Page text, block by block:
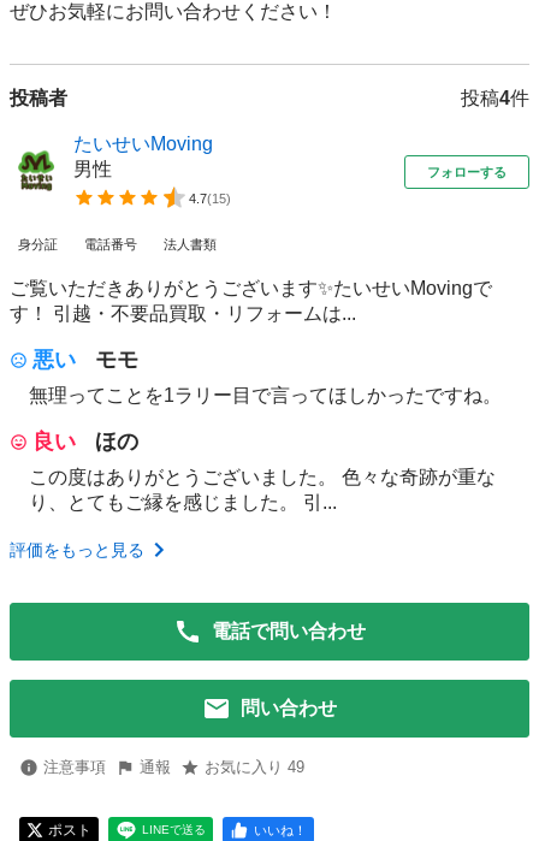
ぜひお気軽にお問い合わせください！
投稿者 投稿4件
たいせいMoving
男性
4.7(15)
フォローする
身分証 電話番号 法人書類
ご覧いただきありがとうございます✨たいせいMovingで
す！ 引越・不要品買取・リフォームは...
悪い モモ
無理ってことを1ラリー目で言ってほしかったですね。
良い ほの
この度はありがとうございました。 色々な奇跡が重な
り、とてもご縁を感じました。 引...
評価をもっと見る
電話で問い合わせ
問い合わせ
注意事項 通報 お気に入り 49
ポスト LINEで送る いいね！